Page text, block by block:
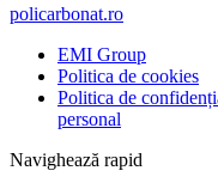
policarbonat.ro
EMI Group
Politica de cookies
Politica de
personal
Navighează rapid